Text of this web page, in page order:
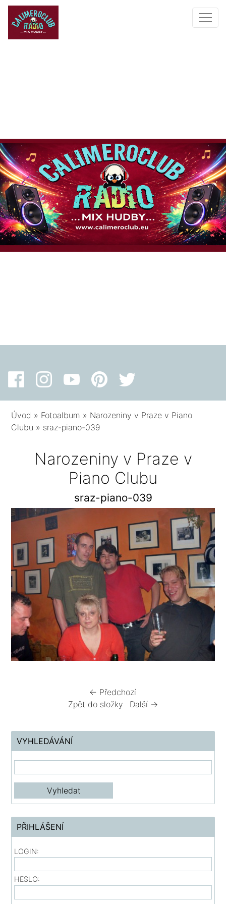
Úvod » Fotoalbum » Narozeniny v Praze v Piano
Clubu » sraz-piano-039
Narozeniny v Praze v
Piano Clubu
sraz-piano-039
← Předchozí
Zpět do složky
Další →
VYHLEDÁVÁNÍ
PŘIHLÁŠENÍ
LOGIN:
HESLO: